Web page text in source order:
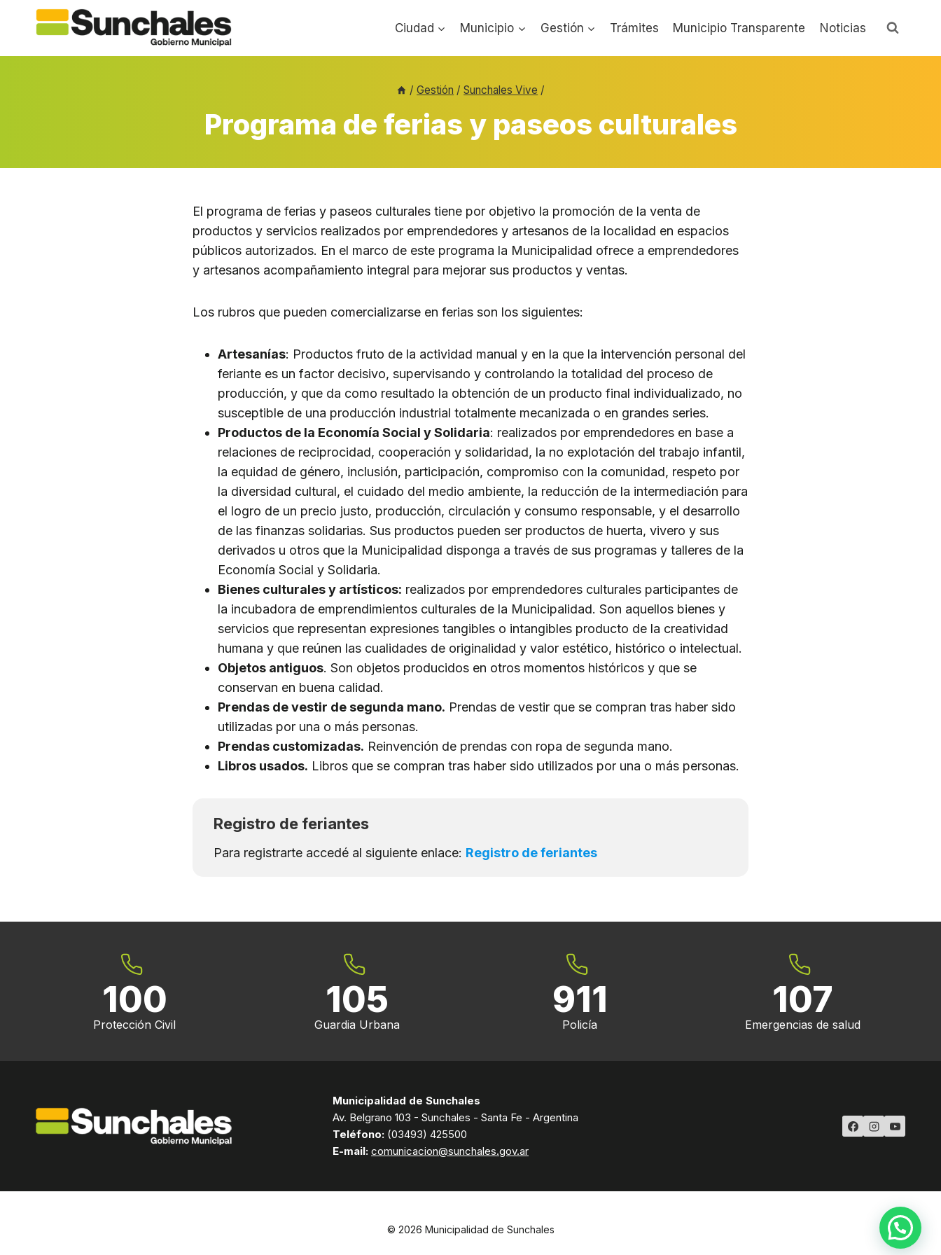
Ciudad Municipio Gestión Trámites Municipio Transparente Noticias
/ Gestión / Sunchales Vive /
Programa de ferias y paseos culturales
El programa de ferias y paseos culturales tiene por objetivo la promoción de la venta de
productos y servicios realizados por emprendedores y artesanos de la localidad en espacios
públicos autorizados. En el marco de este programa la Municipalidad ofrece a emprendedores
y artesanos acompañamiento integral para mejorar sus productos y ventas.
Los rubros que pueden comercializarse en ferias son los siguientes:
Artesanías: Productos fruto de la actividad manual y en la que la intervención personal del
feriante es un factor decisivo, supervisando y controlando la totalidad del proceso de
producción, y que da como resultado la obtención de un producto final individualizado, no
susceptible de una producción industrial totalmente mecanizada o en grandes series.
Productos de la Economía Social y Solidaria: realizados por emprendedores en base a
relaciones de reciprocidad, cooperación y solidaridad, la no explotación del trabajo infantil,
la equidad de género, inclusión, participación, compromiso con la comunidad, respeto por
la diversidad cultural, el cuidado del medio ambiente, la reducción de la intermediación para
el logro de un precio justo, producción, circulación y consumo responsable, y el desarrollo
de las finanzas solidarias. Sus productos pueden ser productos de huerta, vivero y sus
derivados u otros que la Municipalidad disponga a través de sus programas y talleres de la
Economía Social y Solidaria.
Bienes culturales y artísticos: realizados por emprendedores culturales participantes de
la incubadora de emprendimientos culturales de la Municipalidad. Son aquellos bienes y
servicios que representan expresiones tangibles o intangibles producto de la creatividad
humana y que reúnen las cualidades de originalidad y valor estético, histórico o intelectual.
Objetos antiguos. Son objetos producidos en otros momentos históricos y que se
conservan en buena calidad.
Prendas de vestir de segunda mano. Prendas de vestir que se compran tras haber sido
utilizadas por una o más personas.
Prendas customizadas. Reinvención de prendas con ropa de segunda mano.
Libros usados. Libros que se compran tras haber sido utilizados por una o más personas.
Registro de feriantes
Para registrarte accedé al siguiente enlace: Registro de feriantes
100
Protección Civil
105
Guardia Urbana
911
Policía
107
Emergencias de salud
Municipalidad de Sunchales
Av. Belgrano 103 - Sunchales - Santa Fe - Argentina
Teléfono: (03493) 425500
E-mail: comunicacion@sunchales.gov.ar
© 2026 Municipalidad de Sunchales